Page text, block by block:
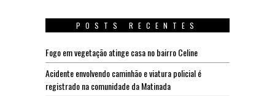
POSTS RECENTES
Fogo em vegetação atinge casa no bairro Celine
Acidente envolvendo caminhão e viatura policial é
registrado na comunidade da Matinada